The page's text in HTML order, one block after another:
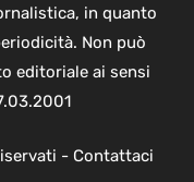
in quanto
Non può
editoriale ai sensi
- Contattaci